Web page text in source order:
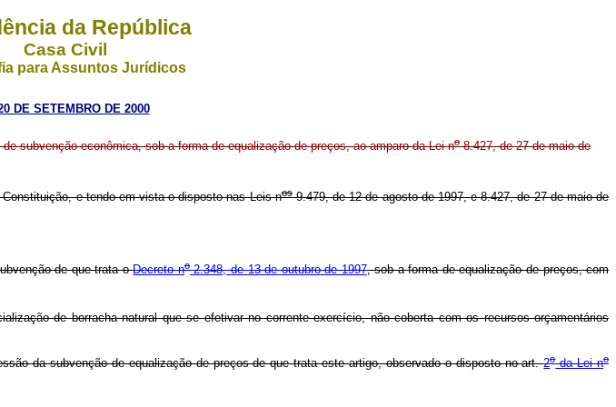
da República
Casa Civil
para Assuntos Jurídicos
DE SETEMBRO DE 2000
subvenção econômica, sob a forma de equalização de preços, ao amparo da Lei no8.427, de 27 de maio de
e tendo em vista o disposto nas Leis nos9.479, de 12 de agosto de 1997, e 8.427, de 27 de maio de
de que trata oDecreto no2.348, de 13 de outubro de 1997, sob a forma de equalização de preços, com
de borracha natural que se efetivar no corrente exercício, não coberta com os recursos orçamentários
da subvenção de equalização de preços de que trata este artigo, observado o disposto no art.2oda Lei no